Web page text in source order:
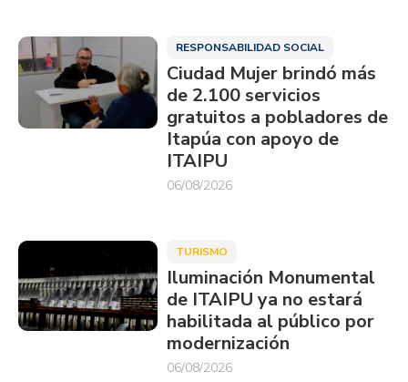
RESPONSABILIDAD SOCIAL
Ciudad Mujer brindó más
de 2.100 servicios
gratuitos a pobladores de
Itapúa con apoyo de
ITAIPU
06/08/2026
TURISMO
Iluminación Monumental
de ITAIPU ya no estará
habilitada al público por
modernización
06/08/2026